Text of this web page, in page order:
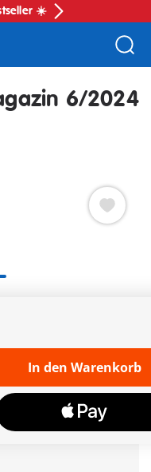
☀️
6/2024
In den Warenkorb